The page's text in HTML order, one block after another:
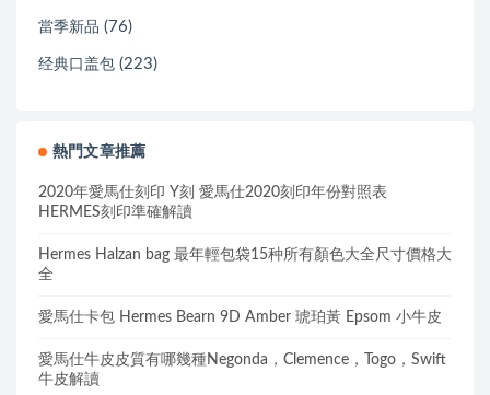
當季新品 (76)
经典口盖包 (223)
熱門文章推薦
2020年愛馬仕刻印 Y刻 愛馬仕2020刻印年份對照表
HERMES刻印準確解讀
Hermes Halzan bag 最年輕包袋15种所有顏色大全尺寸價格大
全
愛馬仕卡包 Hermes Bearn 9D Amber 琥珀黃 Epsom 小牛皮
愛馬仕牛皮皮質有哪幾種Negonda，Clemence，Togo，Swift
牛皮解讀